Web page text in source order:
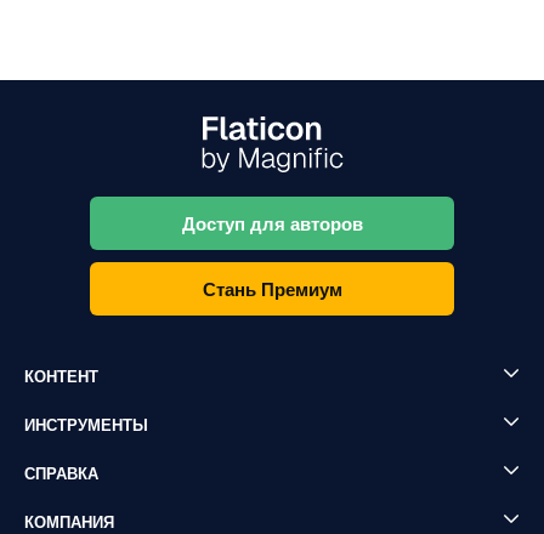
Доступ для авторов
Стань Премиум
КОНТЕНТ
ИНСТРУМЕНТЫ
СПРАВКА
КОМПАНИЯ